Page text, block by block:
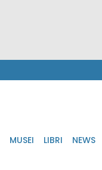
MUSEI LIBRI NEWS